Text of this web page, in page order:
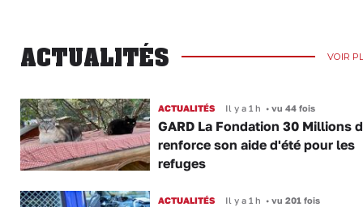
ACTUALITÉS VOIR
ACTUALITÉS Il y a 1 h •vu 44 fois
GARD La Fondation 30 Millions
renforce son aide d'été pour les
refuges
ACTUALITÉS Il y a 1 h •vu 201 fois